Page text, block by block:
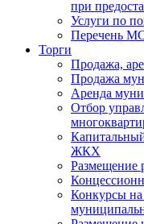
при
Услуги по
Перечень
Торги
Продажа,
Продажа
Аренда
Отбор
ЖКХ
Размещение
Конкурсы на